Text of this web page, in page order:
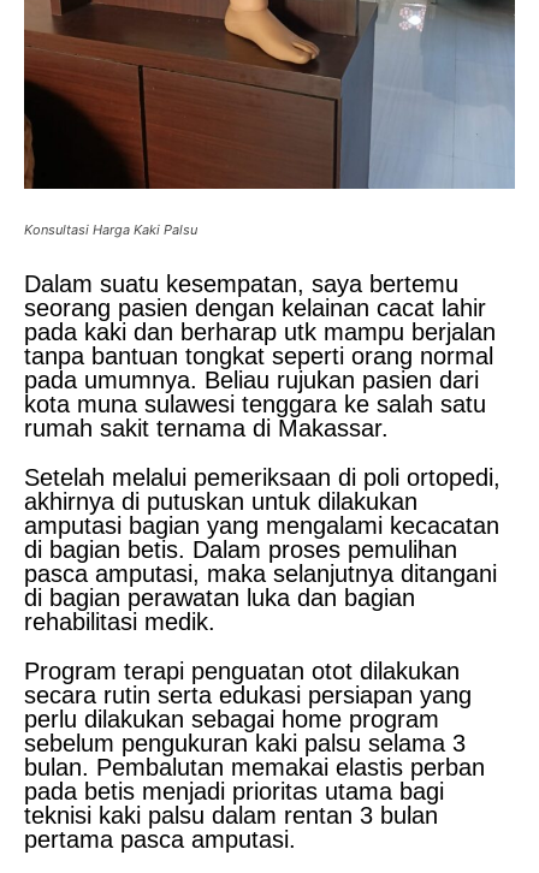
Konsultasi Harga Kaki Palsu
Dalam suatu kesempatan, saya bertemu
seorang pasien dengan kelainan cacat lahir
pada kaki dan berharap utk mampu berjalan
tanpa bantuan tongkat seperti orang normal
pada umumnya. Beliau rujukan pasien dari
kota muna sulawesi tenggara ke salah satu
rumah sakit ternama di Makassar.
Setelah melalui pemeriksaan di poli ortopedi,
akhirnya di putuskan untuk dilakukan
amputasi bagian yang mengalami kecacatan
di bagian betis. Dalam proses pemulihan
pasca amputasi, maka selanjutnya ditangani
di bagian perawatan luka dan bagian
rehabilitasi medik.
Program terapi penguatan otot dilakukan
secara rutin serta edukasi persiapan yang
perlu dilakukan sebagai home program
sebelum pengukuran kaki palsu selama 3
bulan. Pembalutan memakai elastis perban
pada betis menjadi prioritas utama bagi
teknisi kaki palsu dalam rentan 3 bulan
pertama pasca amputasi.